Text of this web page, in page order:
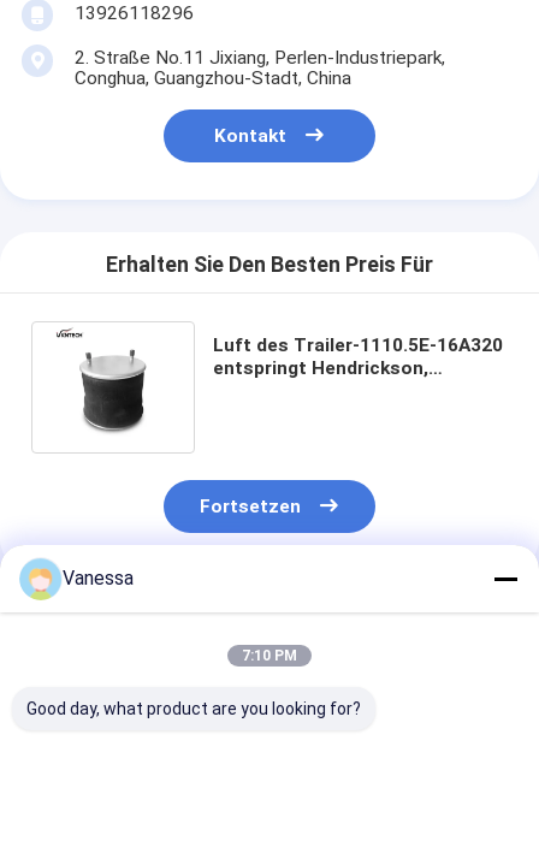
13926118296
2. Straße No.11 Jixiang, Perlen-Industriepark,
Conghua, Guangzhou-Stadt, China
Kontakt
Erhalten Sie Den Besten Preis Für
Luft des Trailer-1110.5E-16A320
entspringt Hendrickson,
Fortsetzen
Empfohlene Produkte
Vanessa
7:10 PM
Good day, what product are you looking for?